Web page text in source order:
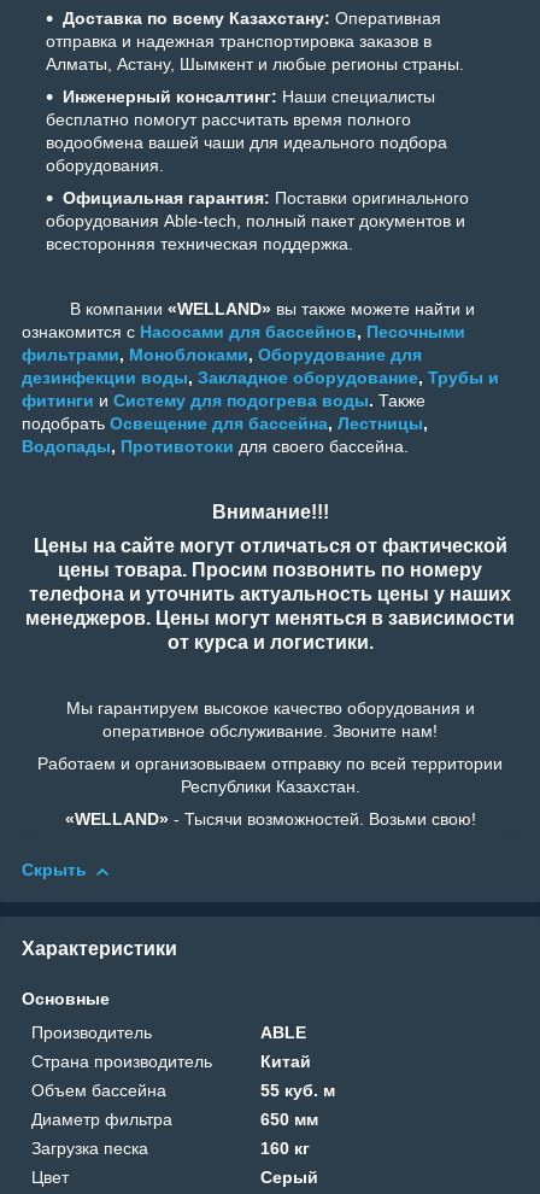
Доставка по всему Казахстану: Оперативная
отправка и надежная транспортировка заказов в
Алматы, Астану, Шымкент и любые регионы страны.
Инженерный консалтинг: Наши специалисты
бесплатно помогут рассчитать время полного
водообмена вашей чаши для идеального подбора
оборудования.
Официальная гарантия: Поставки оригинального
оборудования Able-tech, полный пакет документов и
всесторонняя техническая поддержка.
В компании «WELLAND» вы также можете найти и
ознакомится с Насосами для бассейнов, Песочными
фильтрами, Моноблоками, Оборудование для
дезинфекции воды, Закладное оборудование, Трубы и
фитинги и Систему для подогрева воды. Также
подобрать Освещение для бассейна, Лестницы,
Водопады, Противотоки для своего бассейна.
Внимание!!!
Цены на сайте могут отличаться от фактической
цены товара. Просим позвонить по номеру
телефона и уточнить актуальность цены у наших
менеджеров. Цены могут меняться в зависимости
от курса и логистики.
Мы гарантируем высокое качество оборудования и
оперативное обслуживание. Звоните нам!
Работаем и организовываем отправку по всей территории
Республики Казахстан.
«WELLAND»- Тысячи возможностей. Возьми свою!
Скрыть
Характеристики
Основные
Производитель
ABLE
Страна производитель
Китай
Объем бассейна
55 куб. м
Диаметр фильтра
650 мм
Загрузка песка
160 кг
Цвет
Серый